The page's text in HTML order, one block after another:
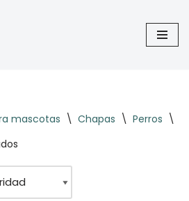
mascotas \ Chapas \ Perros \